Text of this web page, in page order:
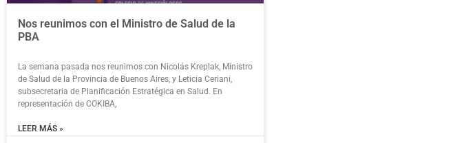
Nos reunimos con el Ministro de Salud de la
PBA
La semana pasada nos reunimos con Nicolás Kreplak, Ministro
de Salud de la Provincia de Buenos Aires, y Leticia Ceriani,
subsecretaria de Planificación Estratégica en Salud. En
representación de COKIBA,
LEER MÁS »